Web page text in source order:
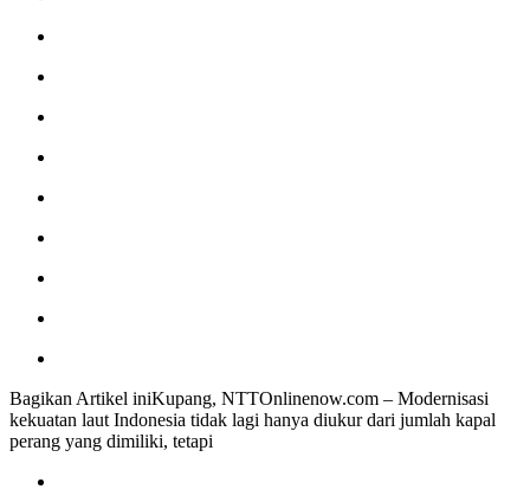
Bagikan Artikel iniKupang, NTTOnlinenow.com – Modernisasi
kekuatan laut Indonesia tidak lagi hanya diukur dari jumlah kapal
perang yang dimiliki, tetapi